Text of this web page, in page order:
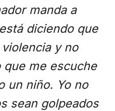
manda a
diciendo que
y no
que me escuche
un niño. Yo no
sean golpeados